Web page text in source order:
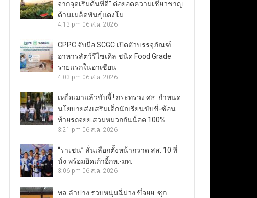
จากจุดเริ่มต้นที่ดี” ต่อยอดความเชี่ยวชาญ
ด้านเมล็ดพันธุ์แตงโม
4:13 pm 06 ส.ค. 2026
CPPC จับมือ SCGC เปิดตัวบรรจุภัณฑ์
อาหารสัตว์รีไซเคิล ชนิด Food Grade
รายแรกในอาเซียน
4:03 pm 06 ส.ค. 2026
เหยื่อเมาแล้วขับจี้ ! กระทรวง ศธ. กำหนด
นโยบายส่งเสริมเด็กนักเรียนขับขี่-ซ้อน
ท้ายรถจยย.สวมหมวกกันน็อค 100%
3:21 pm 06 ส.ค. 2026
“ราเชน” ลั่นเลือกตั้งหน้ากวาด สส. 10 ที่
นั่ง พร้อมยึดเก้าอี้กห.-มท.
3:06 pm 06 ส.ค. 2026
ทล.ลำปาง รวบหนุ่มฉี่ม่วง ขี่จยย. ซุก